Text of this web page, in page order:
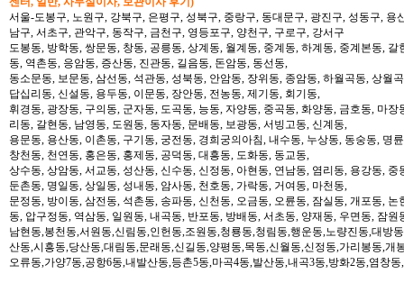
서울-도봉구, 노원구, 강북구, 은평구, 성북구, 중랑구, 동대문구, 광진구, 성동구,
남구, 서초구, 관악구, 동작구, 금천구, 영등포구, 양천구, 구로구, 강서구
도봉동, 방학동, 쌍문동, 창동, 공릉동, 상계동, 월계동, 중계동, 하계동, 중계본동,
동, 역촌동, 응암동, 증산동, 진관동, 길음동, 돈암동, 동선동,
동소문동, 보문동, 삼선동, 석관동, 성북동, 안암동, 장위동, 종암동, 하월곡동, 상월
답십리동, 신설동, 용두동, 이문동, 장안동, 전농동, 제기동, 회기동,
휘경동, 광장동, 구의동, 군자동, 도곡동, 능동, 자양동, 중곡동, 화양동, 금호동, 마
리동, 갈현동, 남영동, 도원동, 동자동, 문배동, 보광동, 서빙고동, 신계동,
용문동, 용산동, 이촌동, 구기동, 궁전동, 경희궁의아침, 내수동, 누상동, 동숭동, 명
창천동, 천연동, 홍은동, 홍제동, 공덕동, 대흥동, 도화동, 동교동,
상수동, 상암동, 서교동, 성산동, 신수동, 신정동, 아현동, 연남동, 염리동, 용강동,
둔촌동, 명일동, 상일동, 성내동, 암사동, 천호동, 가락동, 거여동, 마천동,
문정동, 방이동, 삼전동, 석촌동, 송파동, 신천동, 오금동, 오륜동, 잠실동, 개포동,
동, 압구정동, 역삼동, 일원동, 내곡동, 반포동, 방배동, 서초동, 양재동, 우면동, 잠원
남현동,봉천동,서원동,신림동,인헌동,조원동,청룡동,청림동,행운동,노량진동,대방
산동,시흥동,당산동,대림동,문래동,신길동,양평동,목동,신월동,신정동,가리봉동,개
오류동,가양7동,공항6동,내발산동,등촌5동,마곡4동,발산동,내곡3동,방화2동,염창동